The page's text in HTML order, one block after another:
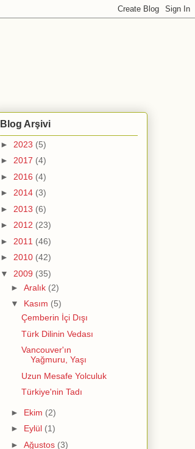
Blog Arşivi
► 2023 (5)
► 2017 (4)
► 2016 (4)
► 2014 (3)
► 2013 (6)
► 2012 (23)
► 2011 (46)
► 2010 (42)
▼ 2009 (35)
► Aralık (2)
▼ Kasım (5)
Çemberin İçi Dışı
Türk Dilinin Vedası
Vancouver'ın
Yağmuru, Yaşı
Uzun Mesafe Yolculuk
Türkiye'nin Tadı
► Ekim (2)
► Eylül (1)
► Ağustos (3)